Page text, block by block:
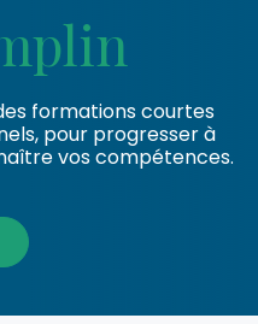
formations courtes
pour progresser à
vos compétences.